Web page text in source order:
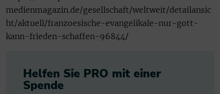
medienmagazin.de/gesellschaft/weltweit/detailansic
ht/aktuell/franzoesische-evangelikale-nur-gott-
kann-frieden-schaffen-96844/
Helfen Sie PRO mit einer
Spende